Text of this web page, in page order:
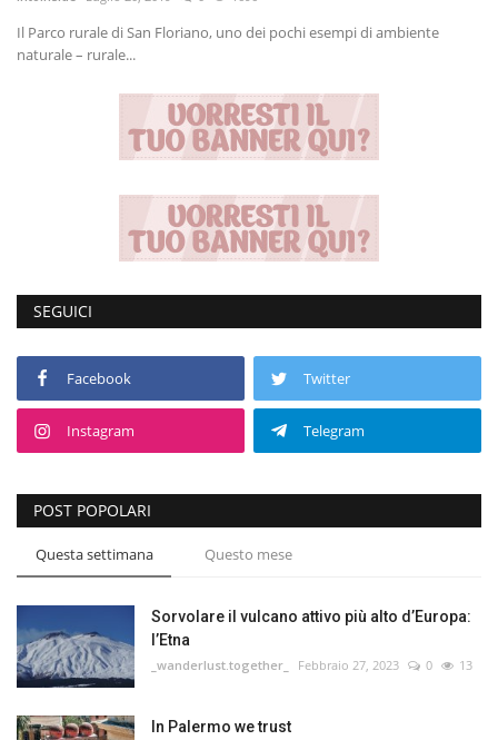
Volgo Academy
Contatti
Galleria
Shop
Il Parco rurale di San Floriano, uno dei pochi esempi di ambiente
naturale – rurale...
SEGUICI
Facebook Twitter
Instagram Telegram
POST POPOLARI
Questa settimana Questo mese
Sorvolare il vulcano attivo più alto d’Europa:
l’Etna
_wanderlust.together_ Febbraio 27, 2023 0 13
In Palermo we trust